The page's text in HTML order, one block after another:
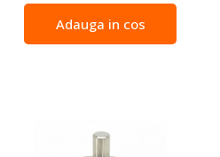
Calitate : Premium -
performante exceptionale -
Adauga in cos